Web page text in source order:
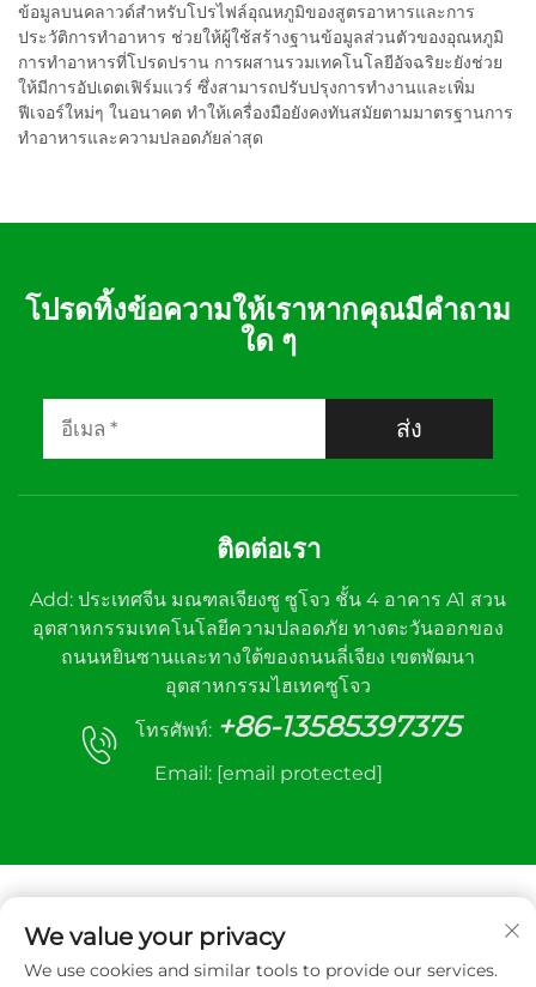
ข้อมูลบนคลาวด์สำหรับโปรไฟล์อุณหภูมิของสูตรอาหารและการ
ประวัติการทำอาหาร ช่วยให้ผู้ใช้สร้างฐานข้อมูลส่วนตัวของอุณหภูมิ
การทำอาหารที่โปรดปราน การผสานรวมเทคโนโลยีอัจฉริยะยังช่วย
ให้มีการอัปเดตเฟิร์มแวร์ ซึ่งสามารถปรับปรุงการทำงานและเพิ่ม
ฟีเจอร์ใหม่ๆ ในอนาคต ทำให้เครื่องมือยังคงทันสมัยตามมาตรฐานการ
ทำอาหารและความปลอดภัยล่าสุด
โปรดทิ้งข้อความให้เราหากคุณมีคำถาม
ใด ๆ
ส่ง
ติดต่อเรา
Add: ประเทศจีน มณฑลเจียงซู ซูโจว ชั้น 4 อาคาร A1 สวน
อุตสาหกรรมเทคโนโลยีความปลอดภัย ทางตะวันออกของ
ถนนหยินซานและทางใต้ของถนนลี่เจียง เขตพัฒนา
อุตสาหกรรมไฮเทคซูโจว
โทรศัพท์: +86-13585397375
Email: [email protected]
ลิขสิทธิ์ © 2025 บริษัท Xuzhou Sanhe อุปกรณ์ควบคุม
We value your privacy
We use cookies and similar tools to provide our services.